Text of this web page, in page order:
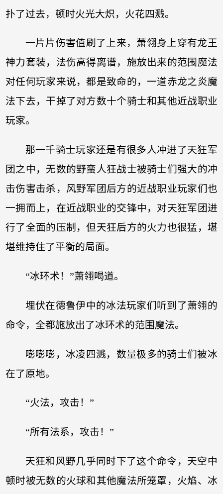
扑了过去，顿时火光大炽，火花四溅。
一片片伤害值刷了上来，萧翎身上穿有龙王
神力套装，法伤高得离谱，施放出来的范围魔法
对任何玩家来说，都是致命的，一道赤龙之炎魔
法下去，干掉了对方数十个骑士和其他近战职业
玩家。
那一千骑士玩家还是有很多人冲进了天狂军
团之中，无数的野蛮人狂战士被骑士们强大的冲
击伤害击杀，风野军团后方的近战职业玩家们也
一拥而上，在近战职业的交锋中，对天狂军团进
行了全面的压制，但天狂后方的火力也很猛，堪
堪维持住了平衡的局面。
“冰环术！”萧翎喝道。
埋伏在德鲁伊中的冰法玩家们听到了萧翎的
命令，全都施放出了冰环术的范围魔法。
嘭嘭嘭，冰凌四溅，数量极多的骑士们被冰
在了原地。
“火法，攻击！”
“所有法系，攻击！”
天狂和风野几乎同时下了这个命令，天空中
顿时被无数的火球和其他魔法所笼罩，火焰、冰